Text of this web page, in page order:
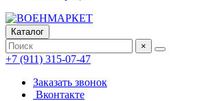
Каталог
×
+7 (911) 315-07-47
Заказать звонок
Вконтакте